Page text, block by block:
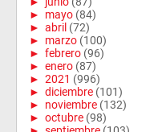
► mayo (84)
► abril (72)
► marzo (100)
► febrero (96)
► enero (87)
► 2021 (996)
► diciembre (101)
► noviembre (132)
► octubre (98)